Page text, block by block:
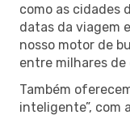
como as cidades
datas da viagem
nosso motor de
entre milhares de
Também
inteligente”, com